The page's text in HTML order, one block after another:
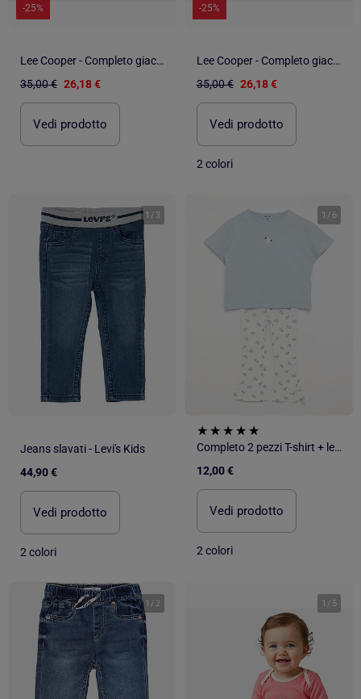
-25%
Lee Cooper - Completo giacca con cappuccio e pantalone neonato
35,00 € 26,18 €
Vedi prodotto
-25%
Lee Cooper - Completo giacca con cappuccio e pantalone neonato
35,00 € 26,18 €
Vedi prodotto
2 colori
1 / 3
Jeans slavati - Levi's Kids
44,90 €
Vedi prodotto
2 colori
1 / 6
Completo 2 pezzi T-shirt + leggings
12,00 €
Vedi prodotto
2 colori
1 / 2 1 / 5